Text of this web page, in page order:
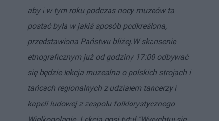
aby i w tym roku podczas nocy muzeów ta
postać była w jakiś sposób podkreślona,
przedstawiona Państwu bliżej. W skansenie
etnograficznym już od godziny 17:00 odbywać
się będzie lekcja muzealna o polskich strojach i
tańcach regionalnych z udziałem tancerzy i
kapeli ludowej z zespołu folklorystycznego
Wielkopolanie. Lekcja nosi tytuł "Wyrychtuj się